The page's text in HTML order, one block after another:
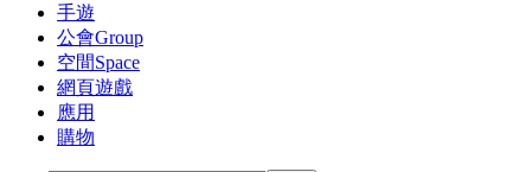
手遊
公會Group
空間Space
網頁遊戲
應用
購物